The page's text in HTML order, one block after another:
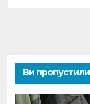
Ви пропустили